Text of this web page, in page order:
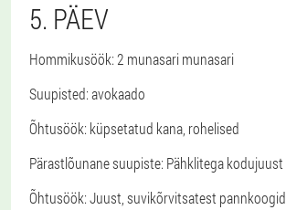
5. PÄEV
Hommikusöök: 2 munasari munasari
Suupisted: avokaado
Õhtusöök: küpsetatud kana, rohelised
Pärastlõunane suupiste: Pähklitega kodujuust
Õhtusöök: Juust, suvikõrvitsatest pannkoogid